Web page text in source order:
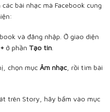
bài nhạc mà Facebook cung
và đăng nhập. Ở giao diện
+ ở phần Tạo tin
chọn mục Âm nhạc , rồi tìm bài
trên Story, hãy bấm vào mục